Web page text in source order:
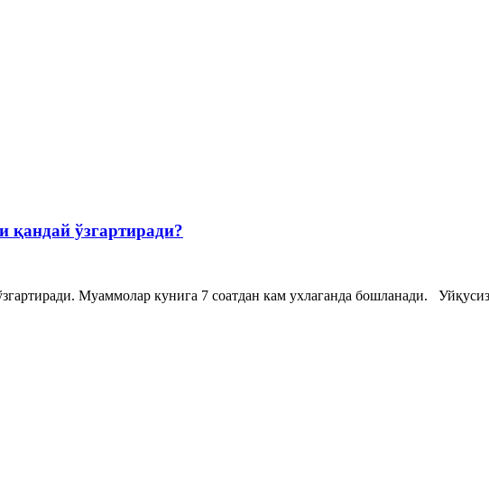
ўзгартиради?
Муаммолар кунига 7 соатдан кам ухлаганда бошланади.